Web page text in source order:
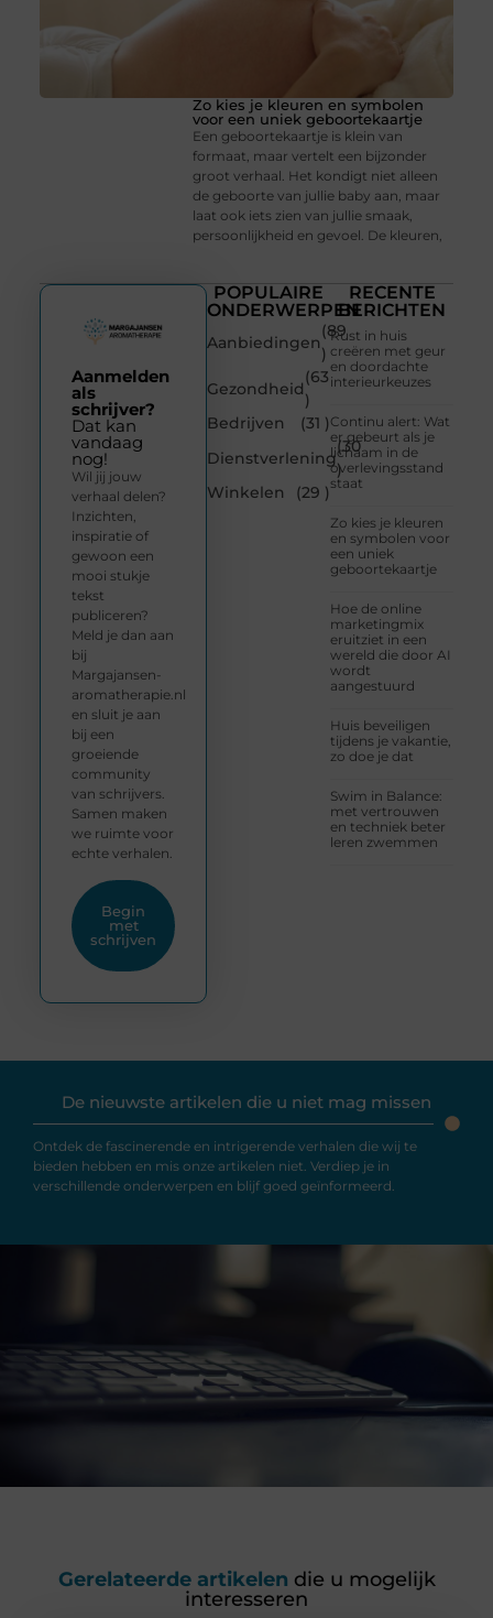
Zo kies je kleuren en symbolen
voor een uniek geboortekaartje
Een geboortekaartje is klein van
formaat, maar vertelt een bijzonder
groot verhaal. Het kondigt niet alleen
de geboorte van jullie baby aan, maar
laat ook iets zien van jullie smaak,
persoonlijkheid en gevoel. De kleuren,
POPULAIRE
ONDERWERPEN
Aanbiedingen
(89
)
Gezondheid
(63
)
Bedrijven
(31 )
Dienstverlening
(30
)
Winkelen
(29 )
RECENTE
BERICHTEN
Rust in huis
creëren met geur
en doordachte
interieurkeuzes
Continu alert: Wat
er gebeurt als je
lichaam in de
overlevingsstand
staat
Zo kies je kleuren
en symbolen voor
een uniek
geboortekaartje
Hoe de online
marketingmix
eruitziet in een
wereld die door AI
wordt
aangestuurd
Huis beveiligen
tijdens je vakantie,
zo doe je dat
Swim in Balance:
met vertrouwen
en techniek beter
leren zwemmen
Aanmelden
als
schrijver?
Dat kan
vandaag
nog!
Wil jij jouw
verhaal delen?
Inzichten,
inspiratie of
gewoon een
mooi stukje
tekst
publiceren?
Meld je dan aan
bij
Margajansen-
aromatherapie.nl
en sluit je aan
bij een
groeiende
community
van schrijvers.
Samen maken
we ruimte voor
echte verhalen.
Begin
met
schrijven
De nieuwste artikelen die u niet mag missen
Ontdek de fascinerende en intrigerende verhalen die wij te
bieden hebben en mis onze artikelen niet. Verdiep je in
verschillende onderwerpen en blijf goed geïnformeerd.
Gerelateerde artikelen die u mogelijk
interesseren